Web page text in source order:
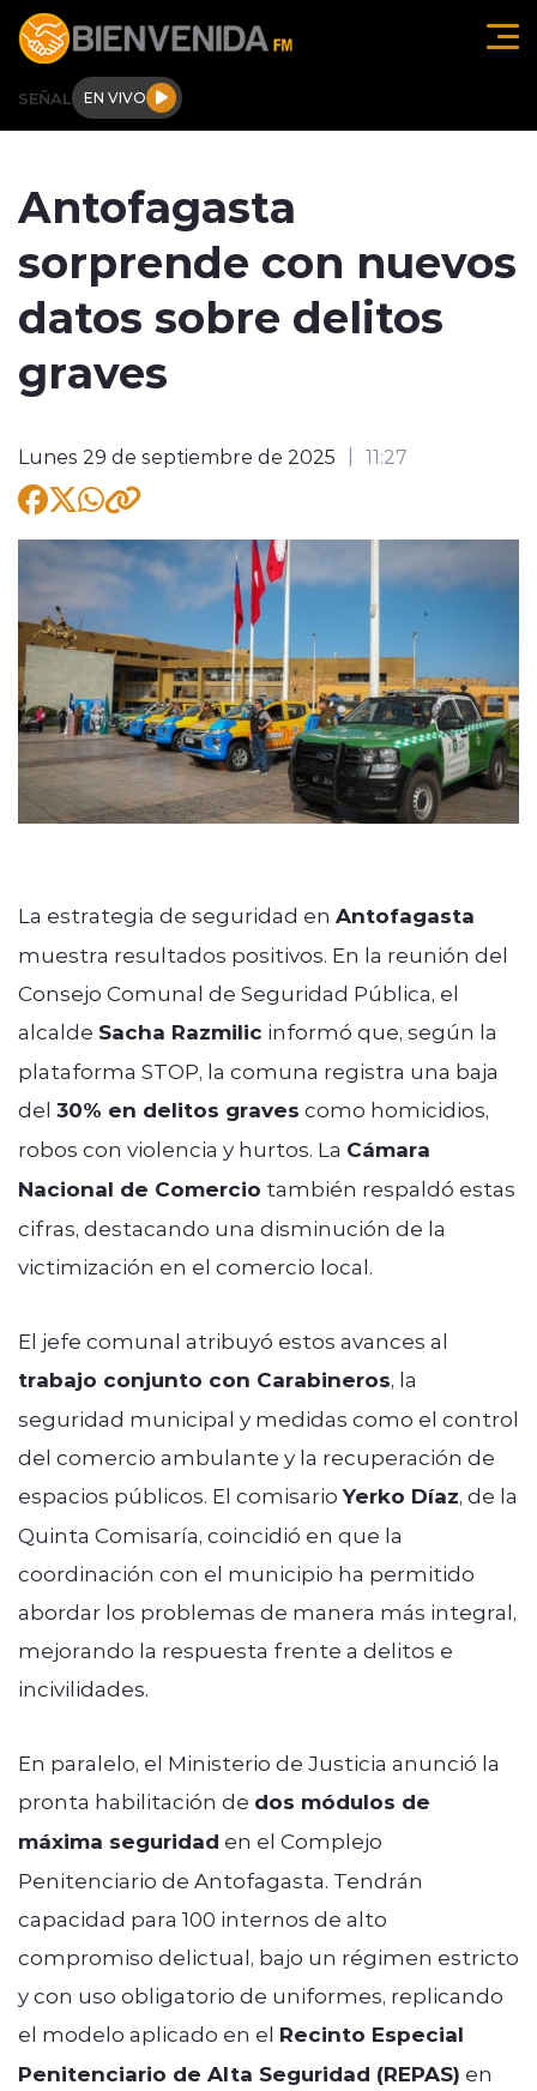
Click acá para ir directamente al contenido
SEÑAL EN VIVO
Actualidad
Regionales
Deportes
Entrevistas
modo claro
Antofagasta
sorprende con nuevos
datos sobre delitos
graves
Lunes 29 de septiembre de 2025 11:27
La estrategia de seguridad en Antofagasta
muestra resultados positivos. En la reunión del
Consejo Comunal de Seguridad Pública, el
alcalde Sacha Razmilic informó que, según la
plataforma STOP, la comuna registra una baja
del 30% en delitos graves como homicidios,
robos con violencia y hurtos. La Cámara
Nacional de Comercio también respaldó estas
cifras, destacando una disminución de la
victimización en el comercio local.
El jefe comunal atribuyó estos avances al
trabajo conjunto con Carabineros, la
seguridad municipal y medidas como el control
del comercio ambulante y la recuperación de
espacios públicos. El comisarioYerko Díaz, de la
Quinta Comisaría, coincidió en que la
coordinación con el municipio ha permitido
abordar los problemas de manera más integral,
mejorando la respuesta frente a delitos e
incivilidades.
En paralelo, el Ministerio de Justicia anunció la
pronta habilitación de dos módulos de
máxima seguridad en el Complejo
Penitenciario de Antofagasta. Tendrán
capacidad para 100 internos de alto
compromiso delictual, bajo un régimen estricto
y con uso obligatorio de uniformes, replicando
el modelo aplicado en el Recinto Especial
Penitenciario de Alta Seguridad (REPAS) en